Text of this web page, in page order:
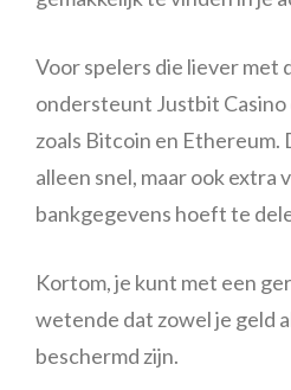
Voor spelers die liever met
ondersteunt Justbit
zoals Bitcoin en Ethereum.
alleen snel, maar ook extra
bankgegevens hoeft te
Kortom, je kunt met een
wetende dat zowel je geld
beschermd zijn.